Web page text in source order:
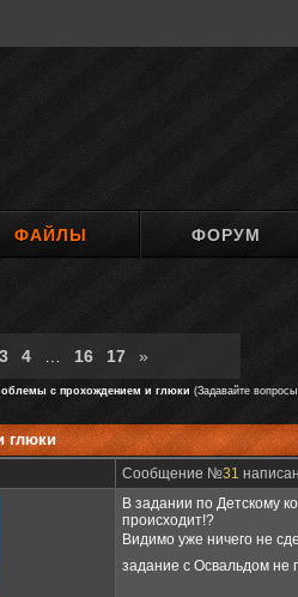
ФАЙЛЫ ФОРУМ
3 4 16 17 »
с прохождением и глюки (Задавайте
глюки
Сообщение №31
В задании по Детскому
происходит!?
Видимо уже ничего не
задание с Освальдом не